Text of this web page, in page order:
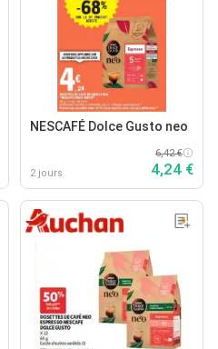
NESCAFÉ Dolce Gusto neo
2 jours
6,42 €
4,24 €